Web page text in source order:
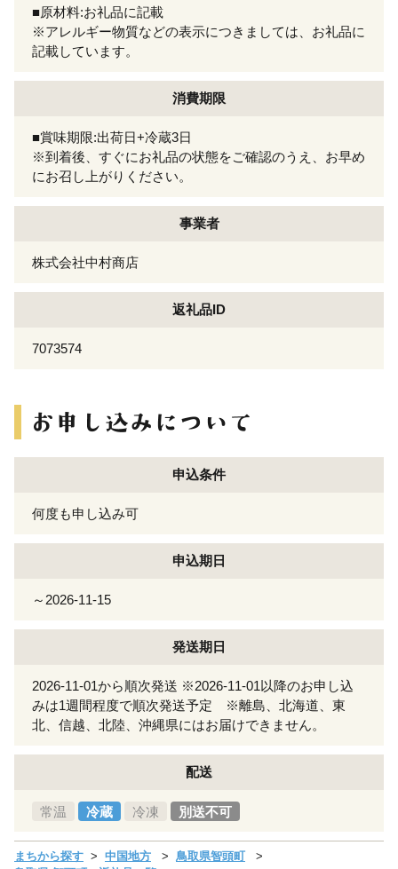
■原材料:お礼品に記載
※アレルギー物質などの表示につきましては、お礼品に
記載しています。
消費期限
■賞味期限:出荷日+冷蔵3日
※到着後、すぐにお礼品の状態をご確認のうえ、お早め
にお召し上がりください。
事業者
株式会社中村商店
返礼品ID
7073574
申込条件
何度も申し込み可
申込期日
～2026-11-15
発送期日
2026-11-01から順次発送 ※2026-11-01以降のお申し込
みは1週間程度で順次発送予定 ※離島、北海道、東
北、信越、北陸、沖縄県にはお届けできません。
配送
常温 冷蔵 冷凍 別送不可
まちから探す 中国地方
鳥取県智頭町